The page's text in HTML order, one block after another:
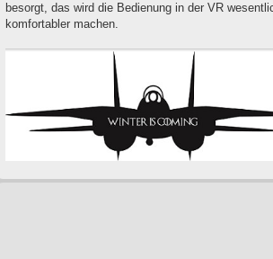
besorgt, das wird die Bedienung in der VR
komfortabler machen.